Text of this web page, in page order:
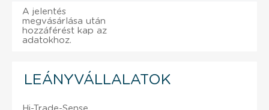
A jelentés
megvásárlása után
hozzáférést kap az
adatokhoz.
LEÁNYVÁLLALATOK